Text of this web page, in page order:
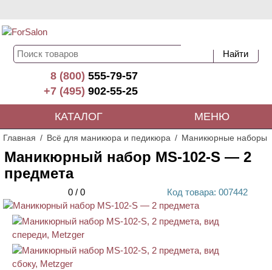
8 (800)555-79-57
+7 (495)902-55-25
КАТАЛОГ МЕНЮ
Главная Всё для маникюра и педикюра Маникюрные наборы
Маникюрный набор MS-102-S — 2
предмета
0 / 0 Код товара: 007442